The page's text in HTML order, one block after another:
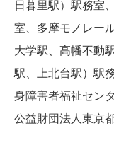
日暮里駅）駅務室
室、多摩モノレー
大学駅、高幡不動
駅、上北台駅）駅
身障害者福祉セン
公益財団法人東京